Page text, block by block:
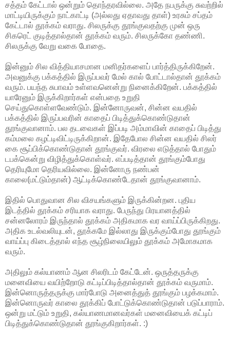
சத்தம் கேட்டால் ஒன்றும் தொந்தரவில்லை. அதே நபருக்கு சுவற்றில்
மாட்டியிருக்கும் நாட்காட்டி (அல்லது ஏதாவது தாள்) உரசும் சப்தம்
கேட்டால் தூக்கம் வராது. சிலருக்கு தூங்குவதற்கு முன் ஒரு
சிகரெட் குடித்தால்தான் தூக்கம் வரும். சிலருக்கோ தண்ணி.
சிலருக்கு வேறு வகை போதை.
இன்னும் சில வித்தியாசமான மனிதர்களைப் பார்த்திருக்கிறேன்.
அவனுக்கு பக்கத்தில் இருப்பவர் மேல் கால் போட்டால்தான் தூக்கம்
வரும். பயந்த சுபாவம் உள்ளவனென்று நினைக்கிறேன். பக்கத்தில்
யாரேனும் இருக்கிறார்கள் என்பதை உறுதி
செய்துகொள்ளவேண்டும். இன்னோருவன், சின்ன வயதில்
பக்கத்தில் இருப்பவரின் காதைப் பிடித்துக்கொண்டுதான்
தூங்குவானாம். பல தடவைகள் இப்படி அம்மாவின் காதைப் பிடித்து
கம்மலை கழட்டிவிட்டிருக்கிறான். இதேபோல சின்ன வயதில் சிலர்
கை சூப்பிக்கொண்டுதான் தூங்குவர். விரலை எடுத்தால் போதும்
டபக்கென்று விழித்துக்கொள்வர். எப்படித்தான் தூங்கும்போது
தெரியுமோ தெரியவில்லை. இன்னோரு நண்பன்
காலை(மட்டும்தான்) ஆட்டிக்கொண்டேதான் தூங்குவானாம்.
இதில் பொதுவான சில விசயங்களும் இருக்கின்றன. புதிய
இடத்தில் தூக்கம் சரியாக வராது. பேருந்து பிரயானத்தில்
சன்னலோரம் இருந்தால் தூக்கம் அதிகமாக வர வாய்ப்பிருக்கிறது.
அதிக உடல்வலியுடன், தூக்கமே இல்லாது இருக்கும்போது தூங்கும்
வாய்ப்பு கிடைத்தால் எந்த சூழ்நிலையிலும் தூக்கம் அமோகமாக
வரும்.
அதிலும் கல்யாணம் ஆன சிலரிடம் கேட்டேன். ஒருத்தருக்கு
மனைவியை வயிற்றோடு கட்டிப்பிடித்தால்தான் தூக்கம் வருமாம்.
இன்னொருத்தருக்கு மார்போடு அனைத்துத் தூங்கும் பழக்கமாம்.
இன்னொருவர் காலை தூக்கிப் போட்டுக்கொண்டுதான் படுப்பாராம்.
ஒன்று மட்டும் உறுதி, கல்யாணமானவர்கள் மனைவியைக் கட்டிப்
பிடித்துக்கொண்டுதான் தூங்குகிறார்கள். :)